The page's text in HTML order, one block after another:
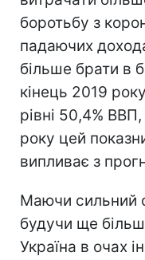
боротьбу з
падаючих
більше брати в
кінець 2019
рівні 50,4% ВВП,
року цей
випливає з
Маючи сильний
будучи ще
Україна в очах